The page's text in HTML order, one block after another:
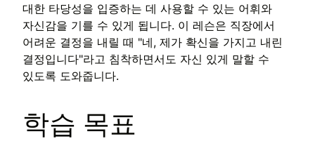
대한 타당성을 입증하는 데 사용할 수 있는 어휘와
자신감을 기를 수 있게 됩니다. 이 레슨은 직장에서
어려운 결정을 내릴 때 "네, 제가 확신을 가지고 내린
결정입니다"라고 침착하면서도 자신 있게 말할 수
있도록 도와줍니다.
학습 목표